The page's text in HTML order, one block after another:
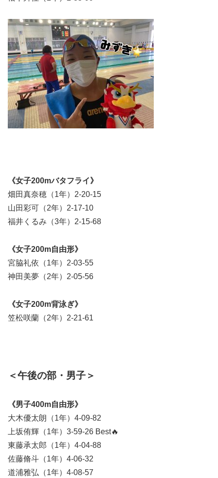
《女子200mバタフライ》
畑田真奈穂（1年）2-20-15
山田彩可（2年）2-17-10
福井くるみ（3年）2-15-68
《女子200m自由形》
宮脇礼依（1年）2-03-55
神田美夢（2年）2-05-56
《女子200m背泳ぎ》
笠松咲蘭（2年）2-21-61
＜午後の部・男子＞
《男子400m自由形》
大木優太朗（1年）4-09-82
上坂侑輝（1年）3-59-26 Best🔥
東藤承太郎（1年）4-04-88
佐藤脩斗（1年）4-06-32
道浦雅弘（1年）4-08-57